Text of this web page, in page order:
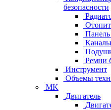
безопасности
Ремни
Инструмент
Объемы
MK
Двигатель